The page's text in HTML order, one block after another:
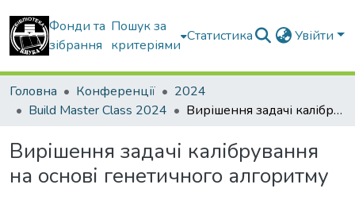
Фонди та
зібрання
Пошук за
критеріями
Статистика Увійти
Головна Конференції
2024
Build Master Class 2024
Вирішення задачі калібрування на основі генетичного алгоритму
Вирішення задачі калібрування
на основі генетичного алгоритму